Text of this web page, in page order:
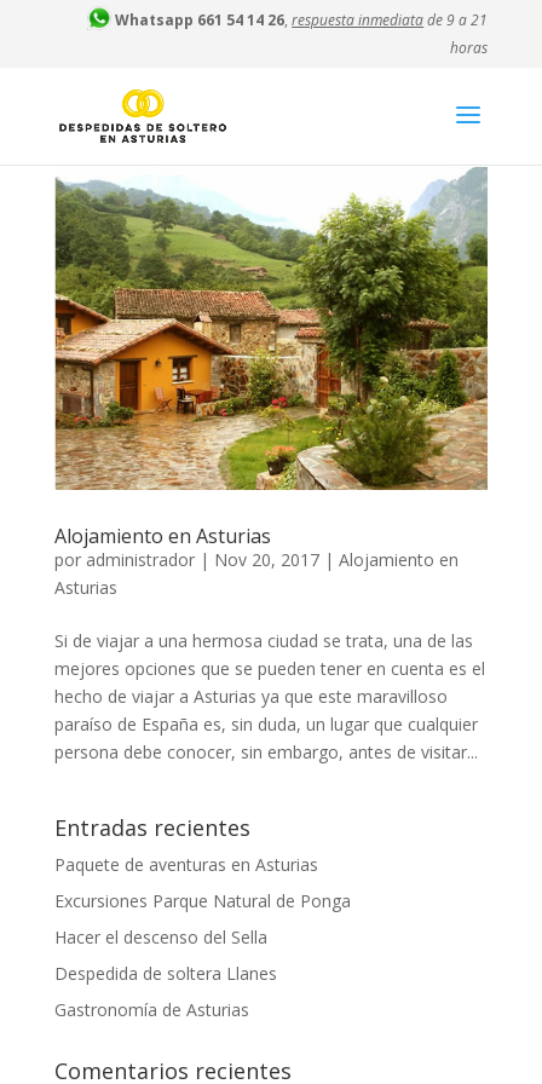
Whatsapp 661 54 14 26,respuesta inmediatade 9 a 21
horas
Alojamiento en Asturias
por administrador| Nov 20, 2017| Alojamiento en
Asturias
Si de viajar a una hermosa ciudad se trata, una de las
mejores opciones que se pueden tener en cuenta es el
hecho de viajar a Asturias ya que este maravilloso
paraíso de España es, sin duda, un lugar que cualquier
persona debe conocer, sin embargo, antes de visitar...
Entradas recientes
Paquete de aventuras en Asturias
Excursiones Parque Natural de Ponga
Hacer el descenso del Sella
Despedida de soltera Llanes
Gastronomía de Asturias
Comentarios recientes